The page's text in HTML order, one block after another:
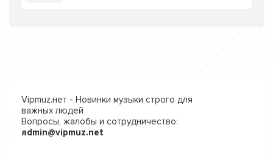
Vipmuz.нет - Новинки музыки строго для
важных людей
Вопросы, жалобы и сотрудничество:
admin@vipmuz.net